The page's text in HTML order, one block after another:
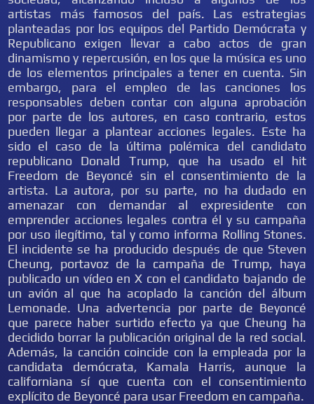
artistas más famosos del país. Las estrategias
planteadas por los equipos del Partido Demócrata y
Republicano exigen llevar a cabo actos de gran
dinamismo y repercusión, en los que la música es uno
de los elementos principales a tener en cuenta. Sin
embargo, para el empleo de las canciones los
responsables deben contar con alguna aprobación
por parte de los autores, en caso contrario, estos
pueden llegar a plantear acciones legales. Este ha
sido el caso de la última polémica del candidato
republicano Donald Trump, que ha usado el hit
Freedom de Beyoncé sin el consentimiento de la
artista. La autora, por su parte, no ha dudado en
amenazar con demandar al expresidente con
emprender acciones legales contra él y su campaña
por uso ilegítimo, tal y como informa Rolling Stones.
El incidente se ha producido después de que Steven
Cheung, portavoz de la campaña de Trump, haya
publicado un vídeo en X con el candidato bajando de
un avión al que ha acoplado la canción del álbum
Lemonade. Una advertencia por parte de Beyoncé
que parece haber surtido efecto ya que Cheung ha
decidido borrar la publicación original de la red social.
Además, la canción coincide con la empleada por la
candidata demócrata, Kamala Harris, aunque la
californiana sí que cuenta con el consentimiento
explícito de Beyoncé para usar Freedom en campaña.